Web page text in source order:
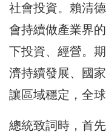
社會投資。賴清
會持續做產業界
下投資、經營。
濟持續發展、國
讓區域穩定，全
總統致詞時，首